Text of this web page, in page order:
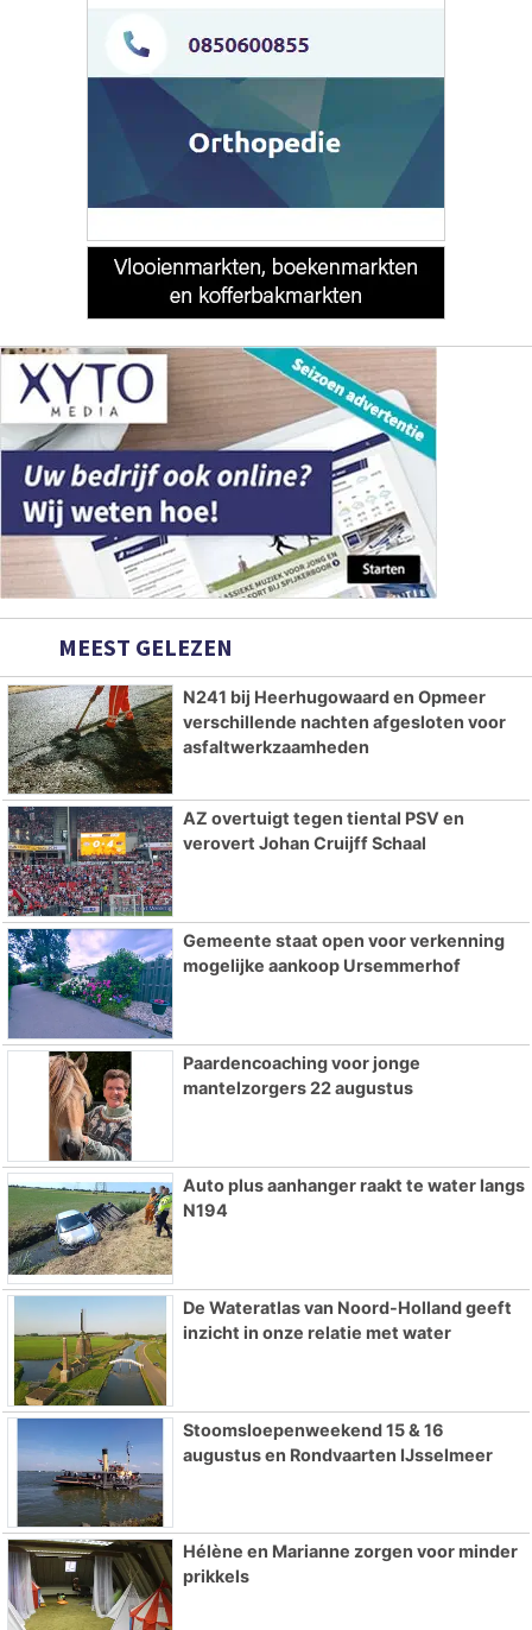
MEEST GELEZEN
N241 bij Heerhugowaard en Opmeer
verschillende nachten afgesloten voor
asfaltwerkzaamheden
AZ overtuigt tegen tiental PSV en
verovert Johan Cruijff Schaal
Gemeente staat open voor verkenning
mogelijke aankoop Ursemmerhof
Paardencoaching voor jonge
mantelzorgers 22 augustus
Auto plus aanhanger raakt te water langs
N194
De Wateratlas van Noord-Holland geeft
inzicht in onze relatie met water
Stoomsloepenweekend 15 & 16
augustus en Rondvaarten IJsselmeer
Hélène en Marianne zorgen voor minder
prikkels